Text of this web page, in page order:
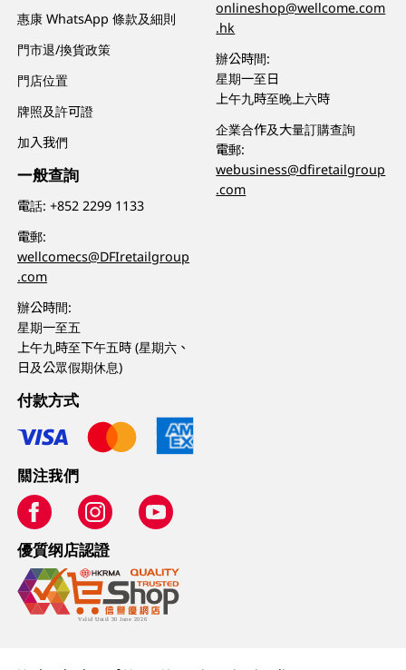
惠康 WhatsApp 條款及細則
門市退/換貨政策
門店位置
牌照及許可證
加入我們
一般查詢
電話:+852 2299 1133
電郵:
wellcomecs@DFIretailgroup
.com
辦公時間:
星期一至五
上午九時至下午五時 (星期六、
日及公眾假期休息)
onlineshop@wellcome.com
.hk
辦公時間:
星期一至日
上午九時至晚上六時
企業合作及大量訂購查詢
電郵:
webusiness@dfiretailgroup
.com
付款方式
關注我們
優質纲店認證